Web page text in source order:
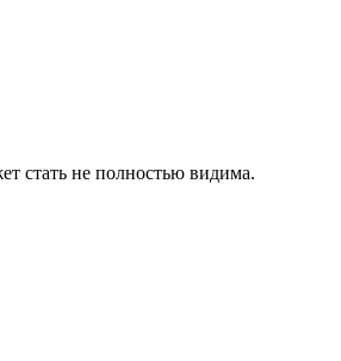
стать не полностью видима.